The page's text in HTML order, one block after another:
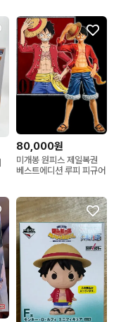
80,000원
미개봉 원피스 제일복권
베스트에디션 루피 피규어